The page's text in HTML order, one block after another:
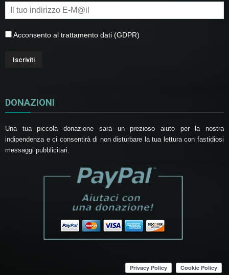
Acconsento al trattamento dati (GDPR)
DONAZIONI
Una tua piccola donazione sarà un prezioso aiuto per la nostra
indipendenza e ci consentirà di non disturbare la tua lettura con fastidiosi
messaggi pubblicitari.